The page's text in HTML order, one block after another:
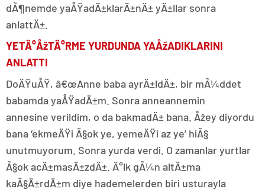
dÃ¶nemde yaÅŸadÄ±klarÄ±nÄ± yÄ±llar sonra
anlattÄ±.
YETÄ°ÅžTÄ°RME YURDUNDA YAÅžADIKLARINI
ANLATTI
DoÄŸuÅŸ, â€œAnne baba ayrÄ±ldÄ±, bir mÃ¼ddet
babamda yaÅŸadÄ±m. Sonra anneannemin
annesine verildim, o da bakmadÄ± bana. Åžey diyordu
bana ‘ekmeÄŸi Ã§ok ye, yemeÄŸi az ye’ hiÃ§
unutmuyorum. Sonra yurda verdi. O zamanlar yurtlar
Ã§ok acÄ±masÄ±zdÄ±. Ä°lk gÃ¼n altÄ±ma
kaÃ§Ä±rdÄ±m diye hademelerden biri usturayla